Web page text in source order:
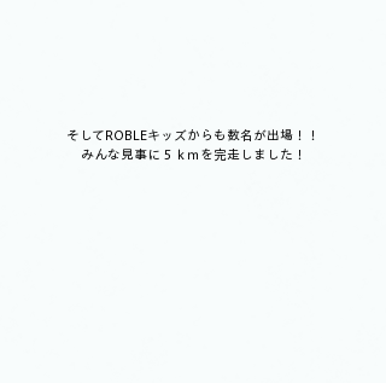
そしてROBLEキッズからも数名が出場！！
みんな見事に５ｋｍを完走しました！